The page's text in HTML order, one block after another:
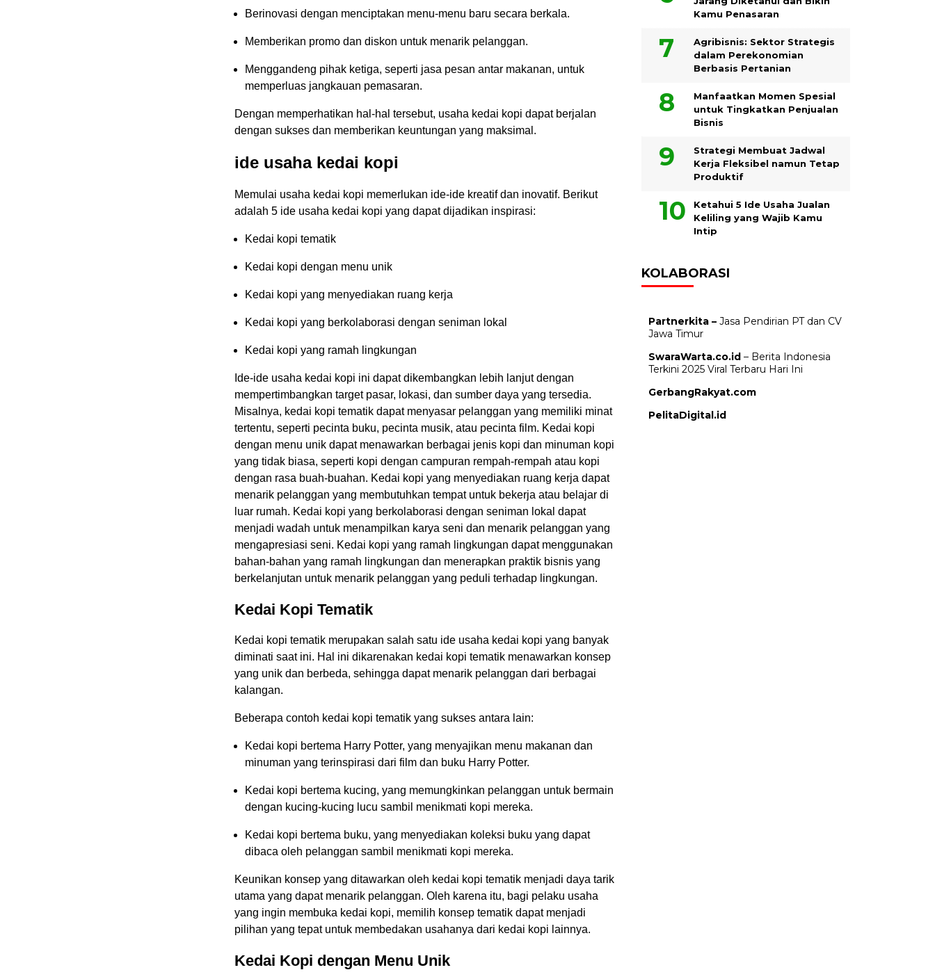
Berinovasi dengan menciptakan menu-menu baru secara berkala.
Memberikan promo dan diskon untuk menarik pelanggan.
Menggandeng pihak ketiga, seperti jasa pesan antar makanan, untuk
memperluas jangkauan pemasaran.
Dengan memperhatikan hal-hal tersebut, usaha kedai kopi dapat berjalan
dengan sukses dan memberikan keuntungan yang maksimal.
ide usaha kedai kopi
Memulai usaha kedai kopi memerlukan ide-ide kreatif dan inovatif. Berikut
adalah 5 ide usaha kedai kopi yang dapat dijadikan inspirasi:
Kedai kopi tematik
Kedai kopi dengan menu unik
Kedai kopi yang menyediakan ruang kerja
Kedai kopi yang berkolaborasi dengan seniman lokal
Kedai kopi yang ramah lingkungan
Ide-ide usaha kedai kopi ini dapat dikembangkan lebih lanjut dengan
mempertimbangkan target pasar, lokasi, dan sumber daya yang tersedia.
Misalnya, kedai kopi tematik dapat menyasar pelanggan yang memiliki minat
tertentu, seperti pecinta buku, pecinta musik, atau pecinta film. Kedai kopi
dengan menu unik dapat menawarkan berbagai jenis kopi dan minuman kopi
yang tidak biasa, seperti kopi dengan campuran rempah-rempah atau kopi
dengan rasa buah-buahan. Kedai kopi yang menyediakan ruang kerja dapat
menarik pelanggan yang membutuhkan tempat untuk bekerja atau belajar di
luar rumah. Kedai kopi yang berkolaborasi dengan seniman lokal dapat
menjadi wadah untuk menampilkan karya seni dan menarik pelanggan yang
mengapresiasi seni. Kedai kopi yang ramah lingkungan dapat menggunakan
bahan-bahan yang ramah lingkungan dan menerapkan praktik bisnis yang
berkelanjutan untuk menarik pelanggan yang peduli terhadap lingkungan.
Kedai Kopi Tematik
Kedai kopi tematik merupakan salah satu ide usaha kedai kopi yang banyak
diminati saat ini. Hal ini dikarenakan kedai kopi tematik menawarkan konsep
yang unik dan berbeda, sehingga dapat menarik pelanggan dari berbagai
kalangan.
Beberapa contoh kedai kopi tematik yang sukses antara lain:
Kedai kopi bertema Harry Potter, yang menyajikan menu makanan dan
minuman yang terinspirasi dari film dan buku Harry Potter.
Kedai kopi bertema kucing, yang memungkinkan pelanggan untuk bermain
dengan kucing-kucing lucu sambil menikmati kopi mereka.
Kedai kopi bertema buku, yang menyediakan koleksi buku yang dapat
dibaca oleh pelanggan sambil menikmati kopi mereka.
Keunikan konsep yang ditawarkan oleh kedai kopi tematik menjadi daya tarik
utama yang dapat menarik pelanggan. Oleh karena itu, bagi pelaku usaha
yang ingin membuka kedai kopi, memilih konsep tematik dapat menjadi
pilihan yang tepat untuk membedakan usahanya dari kedai kopi lainnya.
Kedai Kopi dengan Menu Unik
Kamu Penasaran
Agribisnis: Sektor Strategis
dalam Perekonomian
Berbasis Pertanian
Manfaatkan Momen Spesial
untuk Tingkatkan Penjualan
Bisnis
Strategi Membuat Jadwal
Kerja Fleksibel namun Tetap
Produktif
Ketahui 5 Ide Usaha Jualan
Keliling yang Wajib Kamu
Intip
KOLABORASI
Partnerkita – Jasa Pendirian PT dan CV
Jawa Timur
SwaraWarta.co.id – Berita Indonesia
Terkini 2025 Viral Terbaru Hari Ini
GerbangRakyat.com
PelitaDigital.id